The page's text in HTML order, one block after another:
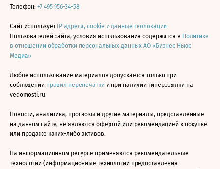
Телефон: +7 495 956-34-58
Сайт использует IP адреса, cookie и данные геолокации
Пользователей сайта, условия использования содержатся в Политике
в отношении обработки персональных данных АО «Бизнес Ньюс
Медиа»
Любое использование материалов допускается только при
соблюдении правил перепечатки и при наличии гиперссылки на
vedomosti.ru
Новости, аналитика, прогнозы и другие материалы, представленные
на данном сайте, не являются офертой или рекомендацией к покупке
или продаже каких-либо активов.
На информационном ресурсе применяются рекомендательные
технологии (информационные технологии предоставления